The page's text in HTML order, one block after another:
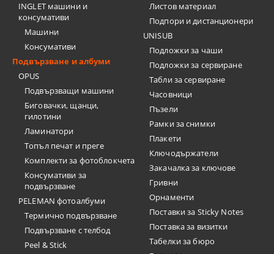
INGLET машини и
консумативи
Машини
Консумативи
Подвързване и албуми
OPUS
Подвързващи машини
Биговачки, щанци,
гилотини
Ламинатори
Топъл печат и преге
Комплекти за фотоблокчета
Консумативи за
подвързване
PELEMAN фотоалбуми
Термично подвързване
Подвързване с телбод
Peel & Stick
Листов материал
Подпори и дистанционери
UNISUB
Подложки за чаши
Подложки за сервиране
Табли за сервиране
Часовници
Пъзели
Рамки за снимки
Плакети
Ключодържатели
Закачалка за ключове
Гривни
Орнаменти
Поставки за Sticky Notes
Поставка за визитки
Tабелки за бюро